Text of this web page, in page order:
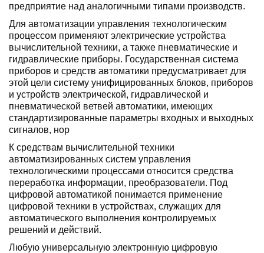
предприятие над аналогичными типами производств.
Для автоматизации управления техноло­гическим
процессом применяют электриче­ские устройства
вычислительной техники, а также пневматические и
гидравлические приборы. Государственная система
приборов и средств автоматики предусматривает для
этой цели систему унифицированных блоков, приборов
и устройств электрической, гидрав­лической и
пневматической ветвей автомати­ки, имеющих
стандартизированные пара­метры входных и выходных
сигналов, нор­
К средствам вычислительной техники
автоматизированных систем управления
технологическими процессами от­носится средства
переработка информации, преобразователи. Под
цифровой автоматикой понимается применение
цифровой техники в устройствах, служащих для
автоматического выполнения контролируемых
решений и действий.
Любую универсальную электронную циф­ровую